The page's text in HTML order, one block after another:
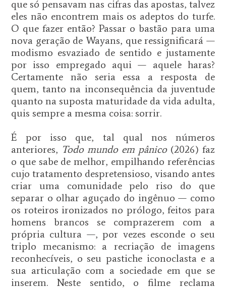
que só pensavam nas cifras das apostas, talvez
eles não encontrem mais os adeptos do turfe.
O que fazer então? Passar o bastão para uma
nova geração de Wayans, que ressignificará —
modismo esvaziado de sentido e justamente
por isso empregado aqui — aquele haras?
Certamente não seria essa a resposta de
quem, tanto na inconsequência da juventude
quanto na suposta maturidade da vida adulta,
quis sempre a mesma coisa: sorrir.
É por isso que, tal qual nos números
anteriores, Todo mundo em pânico(2026) faz
o que sabe de melhor, empilhando referências
cujo tratamento despretensioso, visando antes
criar uma comunidade pelo riso do que
separar o olhar aguçado do ingênuo — como
os roteiros ironizados no prólogo, feitos para
homens brancos se comprazerem com a
própria cultura —, por vezes esconde o seu
triplo mecanismo: a recriação de imagens
reconhecíveis, o seu pastiche iconoclasta e a
sua articulação com a sociedade em que se
inserem. Neste sentido, o filme reclama